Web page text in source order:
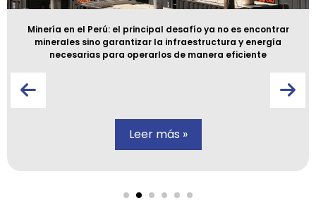
Minería en el Perú: el principal desafío ya no es encontrar
minerales sino garantizar la infraestructura y energía
necesarias para operarlos de manera eficiente
Leer más »